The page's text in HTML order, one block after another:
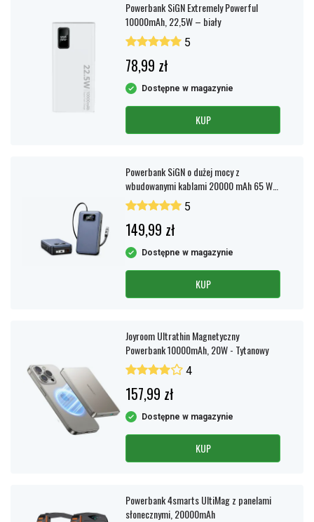
Powerbank SiGN Extremely Powerful
10000mAh, 22,5W – biały
5
78,99 zł
Dostępne w magazynie
KUP
Powerbank SiGN o dużej mocy z
wbudowanymi kablami 20000 mAh 65 W
USB-C/Lightning5
149,99 zł
Dostępne w magazynie
KUP
Joyroom Ultrathin Magnetyczny
Powerbank 10000mAh, 20W - Tytanowy
4
157,99 zł
Dostępne w magazynie
KUP
Powerbank 4smarts UltiMag z panelami
słonecznymi, 20000mAh